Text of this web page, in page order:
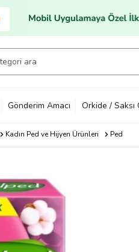
Gönderim Amacı Orkide / Saksı
Kadın Ped ve Hijyen Ürünleri Ped